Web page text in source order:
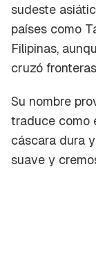
sudeste
países como
Filipinas,
cruzó
Su nombre
traduce como
cáscara dura
suave y